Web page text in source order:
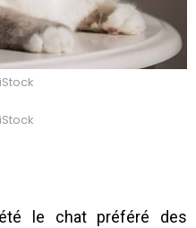
le chat préféré des